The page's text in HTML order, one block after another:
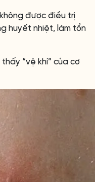
được điều trị
huyết nhiệt, làm tổn
“vệ khí” của cơ